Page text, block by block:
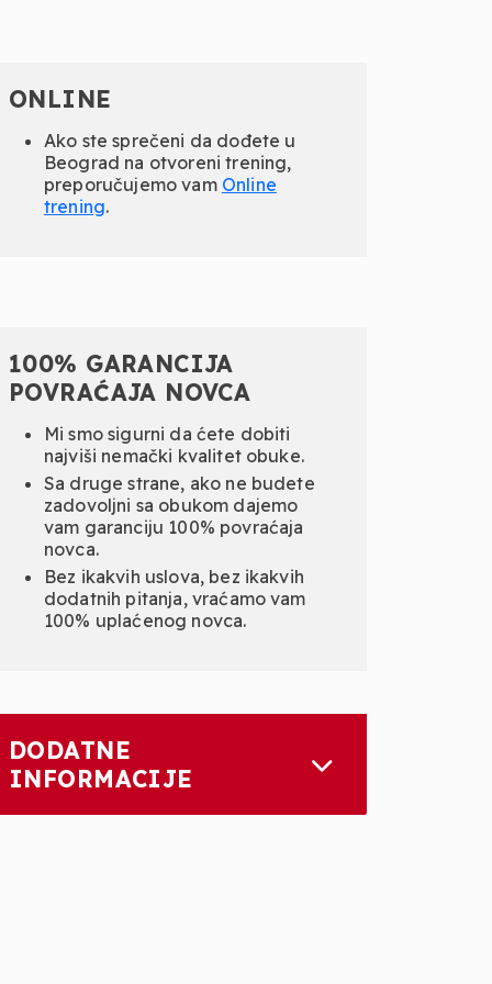
ONLINE
Ako ste sprečeni da dođete u
Beograd na otvoreni trening,
preporučujemo vam Online
trening.
100% GARANCIJA
POVRAĆAJA NOVCA
Mi smo sigurni da ćete dobiti
najviši nemački kvalitet obuke.
Sa druge strane, ako ne budete
zadovoljni sa obukom dajemo
vam garanciju 100% povraćaja
novca.
Bez ikakvih uslova, bez ikakvih
dodatnih pitanja, vraćamo vam
100% uplaćenog novca.
DODATNE
INFORMACIJE